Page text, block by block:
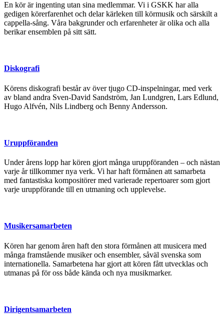
En kör är ingenting utan sina medlemmar. Vi i GSKK har alla
gedigen körerfarenhet och delar kärleken till körmusik och särskilt a
cappella-sång. Våra bakgrunder och erfarenheter är olika och alla
berikar ensemblen på sitt sätt.
Diskografi
Körens diskografi består av över tjugo CD-inspelningar, med verk
av bland andra Sven-David Sandström, Jan Lundgren, Lars Edlund,
Hugo Alfvén, Nils Lindberg och Benny Andersson.
Uruppföranden
Under årens lopp har kören gjort många uruppföranden – och nästan
varje år tillkommer nya verk. Vi har haft förmånen att samarbeta
med fantastiska kompositörer med varierade repertoarer som gjort
varje uruppförande till en utmaning och upplevelse.
Musikersamarbeten
Kören har genom åren haft den stora förmånen att musicera med
många framstående musiker och ensembler, såväl svenska som
internationella. Samarbetena har gjort att kören fått utvecklas och
utmanas på för oss både kända och nya musikmarker.
Dirigentsamarbeten